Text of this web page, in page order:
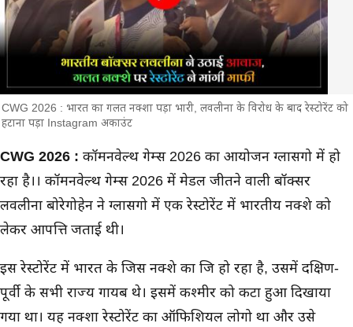
CWG 2026 : भारत का गलत नक्शा पड़ा भारी, लवलीना के विरोध के बाद रेस्टोरेंट को
हटाना पड़ा Instagram अकाउंट
मुख्य समाचार
CWG 2026 : कॉमनवेल्थ गेम्स 2026 का आयोजन ग्लासगो में हो
रहा है।। कॉमनवेल्थ गेम्स 2026 में मेडल जीतने वाली बॉक्सर
लवलीना बोरेगोहेन ने ग्लासगो में एक रेस्टोरेंट में भारतीय नक्शे को
लेकर आपत्ति जताई थी।
इस रेस्टोरेंट में भारत के जिस नक्शे का जिक्र हो रहा है, उसमें दक्षिण-
पूर्वी के सभी राज्य गायब थे। इसमें कश्मीर को कटा हुआ दिखाया
गया था। यह नक्शा रेस्टोरेंट का ऑफिशियल लोगो था और उसे